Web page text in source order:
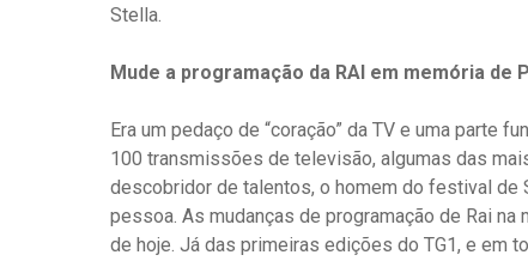
Stella.
Mude a programação da RAI em memória de
Era um pedaço de “coração” da TV e uma parte
100 transmissões de televisão, algumas das
descobridor de talentos, o homem do festival de
pessoa. As mudanças de programação de Rai
de hoje. Já das primeiras edições do TG1, e em